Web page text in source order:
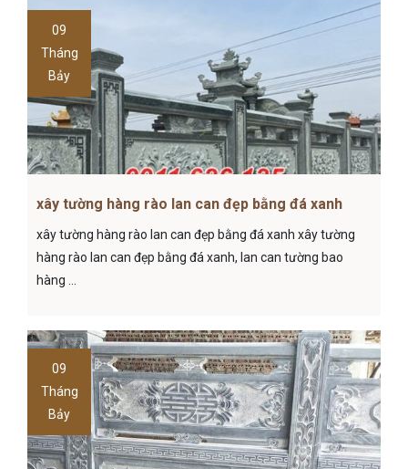
09
Tháng
Bảy
xây tường hàng rào lan can đẹp bằng đá xanh
xây tường hàng rào lan can đẹp bằng đá xanh xây tường
hàng rào lan can đẹp bằng đá xanh, lan can tường bao
hàng ...
09
Tháng
Bảy